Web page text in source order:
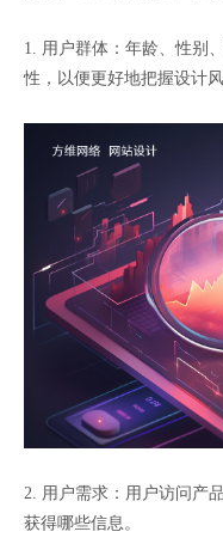
1. 用户群体：年龄、性别
性，以便更好地把握设计风
2. 用户需求：用户访问产
获得哪些信息。